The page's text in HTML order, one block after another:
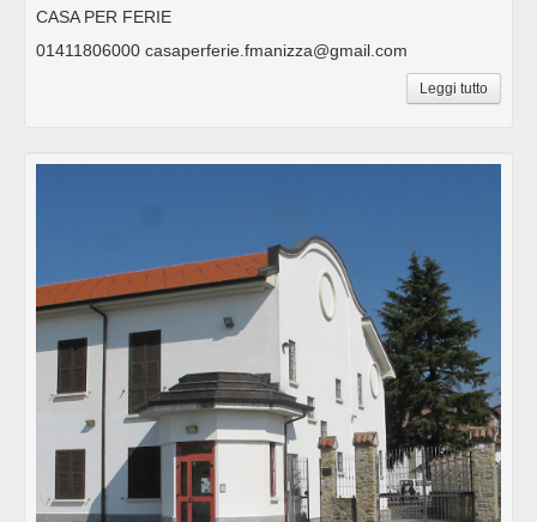
CASA PER FERIE
01411806000 casaperferie.fmanizza@gmail.com
Leggi tutto